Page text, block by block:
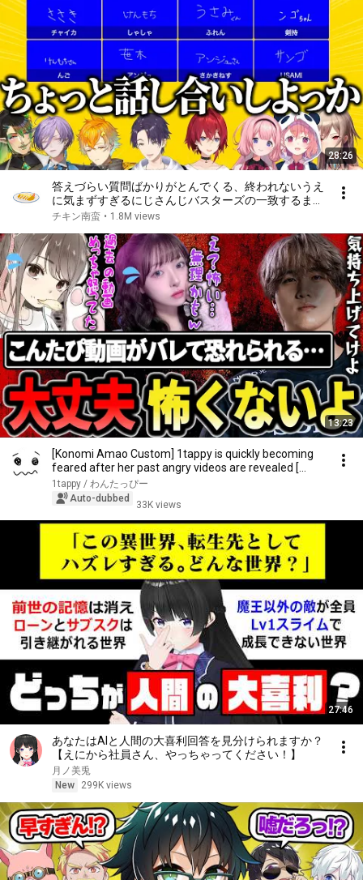
28:26
答えづらい質問ばかりがとんでくる、終われないうえ
に気まずすぎるにじさんじバスターズの一致するまで
終われまテンコラボまとめ【にじさんじ/切り抜き】
チキン南蛮 • 1.8M views
13:23
[Konomi Amao Custom] 1tappy is quickly becoming
feared after her past angry videos are revealed [...
1tappy / わんたっぴー
Auto-dubbed
33K views
27:46
あなたはAIと人間の大喜利回答を見分けられますか？
【えにから社員さん、やっちゃってください！】
月ノ美兎
New
299K views